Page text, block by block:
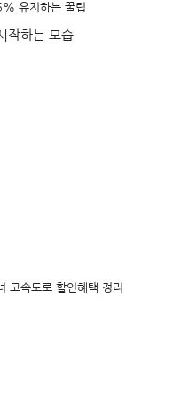
유지하는 꿀팁
고속도로 할인혜택 정리